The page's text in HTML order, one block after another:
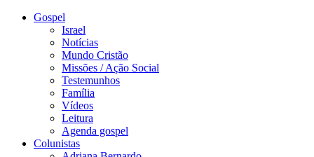
Gospel
Israel
Notícias
Mundo Cristão
Missões / Ação Social
Testemunhos
Família
Vídeos
Leitura
Agenda gospel
Colunistas